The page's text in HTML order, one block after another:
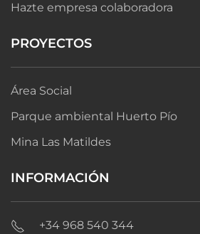
Hazte empresa colaboradora
PROYECTOS
Área Social
Parque ambiental Huerto Pío
Mina Las Matildes
INFORMACIÓN
+34 968 540 344